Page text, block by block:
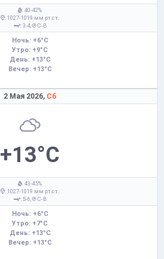
: 40-42%
: 1027-1019 мм рт.ст.
: 3-4,
С-В
Ночь: +6°C
Утро: +9°C
День: +13°C
Вечер: +13°C
2 Мая 2026, Сб
+13°C
: 43-45%
: 1027-1019 мм рт.ст.
: 5-6,
С-В
Ночь: +6°C
Утро: +7°C
День: +13°C
Вечер: +13°C